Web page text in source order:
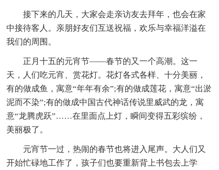
接下来的几天，大家会走亲访友去拜年，也会在家
中接待客人。亲朋好友们互送祝福，欢乐与幸福洋溢在
我们的周围。
正月十五的元宵节——春节的又一个高潮。这一
天，人们吃元宵、赏花灯。花灯各式各样、十分美丽，
有的做成鱼，寓意“年年有余”;有的做成莲花，寓意“出淤
泥而不染”;有的做成中国古代神话传说里威武的龙，寓
意“龙腾虎跃”……在里面点上灯，瞬间变得五彩缤纷，
美丽极了。
元宵节一过，热闹的春节也将进入尾声。大人们又
开始忙碌地工作了，孩子们也要重新背上书包去上学